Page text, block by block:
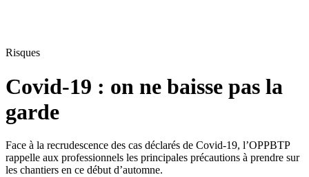
Risques
Covid-19 : on ne baisse pas la
garde
Face à la recrudescence des cas déclarés de Covid-19, l’OPPBTP
rappelle aux professionnels les principales précautions à prendre sur
les chantiers en ce début d’automne.